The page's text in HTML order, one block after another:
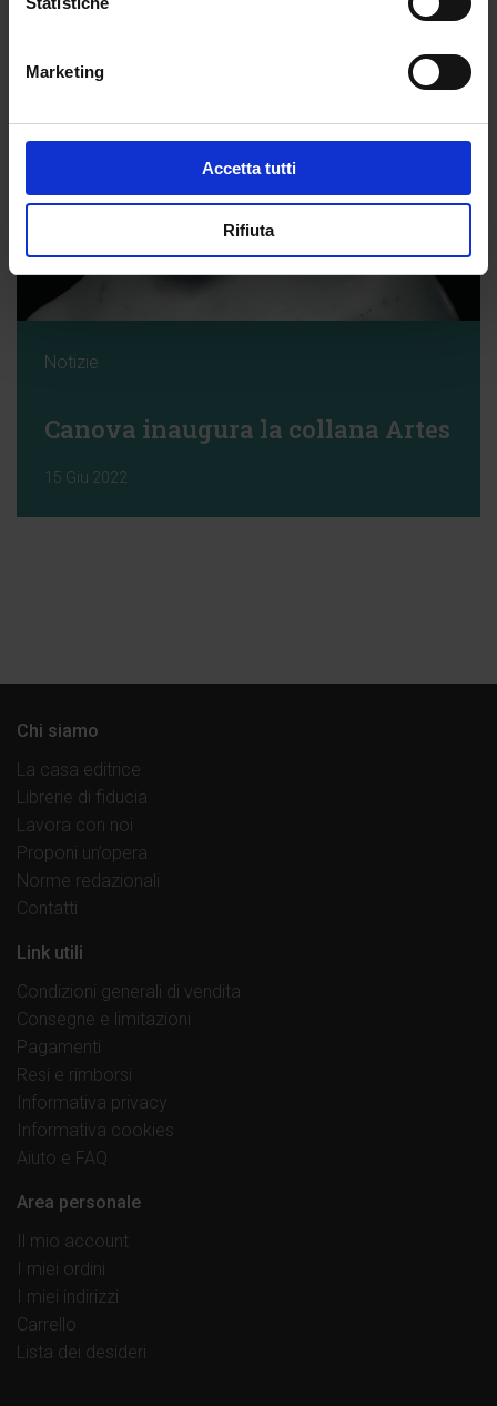
Marketing
Accetta tutti
Rifiuta
Notizie
Canova inaugura la collana Artes
15 Giu 2022
Chi siamo
La casa editrice
Librerie di fiducia
Lavora con noi
Proponi un’opera
Norme redazionali
Contatti
Link utili
Condizioni generali di vendita
Consegne e limitazioni
Pagamenti
Resi e rimborsi
Informativa privacy
Informativa cookies
Aiuto e FAQ
Area personale
Il mio account
I miei ordini
I miei indirizzi
Carrello
Lista dei desideri